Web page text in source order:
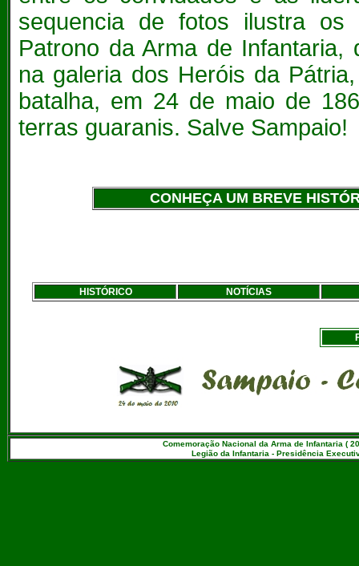
sequencia de fotos ilustra
Patrono da Arma de
na galeria dos Heróis da
batalha, em 24 de maio de
terras guaranis. Salve Sampaio!
CONHEÇA UM BREVE
HISTÓRICO NOTÍCIAS
Comemoração Nacional da Arma de Infantaria (
Legião da Infantaria - Presidência